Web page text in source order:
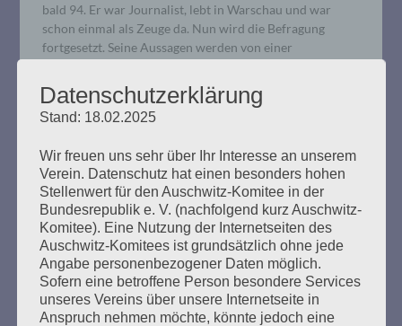
bald 94. Er war Journalist, lebt in Warschau und war
schon einmal als Zeuge da. Nun wird die Befragung
fortgesetzt. Seine Aussagen werden von einer
Verteidiger Waterkamp kündigte Fragen an („Nichts
Schlimmes, keine Angst“). Er fragte nach dem „Netzwerk“,
welches…
mehr ...
18. Verhandlungstag, Mittwoch,
05.02.2020
Datenschutzerklärung
Stand: 18.02.2025
Wir freuen uns sehr über Ihr Interesse an unserem
Verein. Datenschutz hat einen besonders hohen
Stellenwert für den Auschwitz-Komitee in der
Bundesrepublik e. V. (nachfolgend kurz Auschwitz-
Komitee). Eine Nutzung der Internetseiten des
Auschwitz-Komitees ist grundsätzlich ohne jede
Angabe personenbezogener Daten möglich.
Sofern eine betroffene Person besondere Services
unseres Vereins über unsere Internetseite in
Anspruch nehmen möchte, könnte jedoch eine